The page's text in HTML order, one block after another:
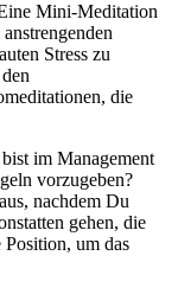
Mini-Meditation
Stress zu
die
im Management
vorzugeben?
nachdem Du
gehen, die
um das